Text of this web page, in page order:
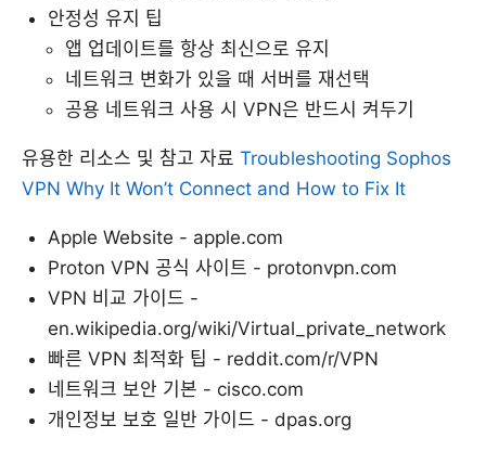
안정성 유지 팁
앱 업데이트를 항상 최신으로 유지
네트워크 변화가 있을 때 서버를 재선택
공용 네트워크 사용 시 VPN은 반드시 켜두기
유용한 리소스 및 참고 자료 Troubleshooting Sophos
VPN Why It Won’t Connect and How to Fix It
Apple Website - apple.com
Proton VPN 공식 사이트 - protonvpn.com
VPN 비교 가이드 -
en.wikipedia.org/wiki/Virtual_private_network
빠른 VPN 최적화 팁 - reddit.com/r/VPN
네트워크 보안 기본 - cisco.com
개인정보 보호 일반 가이드 - dpas.org